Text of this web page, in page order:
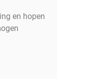
en hopen